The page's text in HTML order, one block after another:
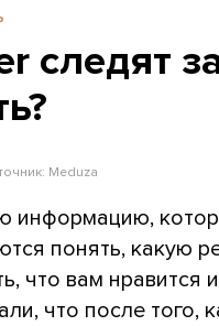
следят
Meduza
информацию,
понять, какую
что вам нравится
что после того,